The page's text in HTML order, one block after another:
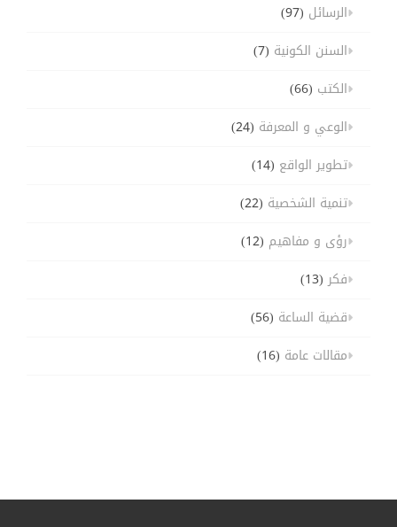
الرسائل (97)
السنن الكونية (7)
الكتب (66)
الوعي و المعرفة (24)
تطوير الواقع (14)
تنمية الشخصية (22)
رؤى و مفاهيم (12)
فكر(13)
قضية الساعة (56)
مقالات عامة (16)